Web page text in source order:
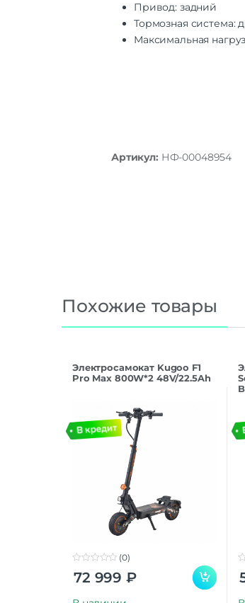
Привод: задний
Тормозная система:
Максимальная
Артикул: НФ-00048954
Похожие товары
Электросамокат Kugoo F1
Pro Max 800W*2 48V/22.5Ah
o
(0)
72 999 ₽
o